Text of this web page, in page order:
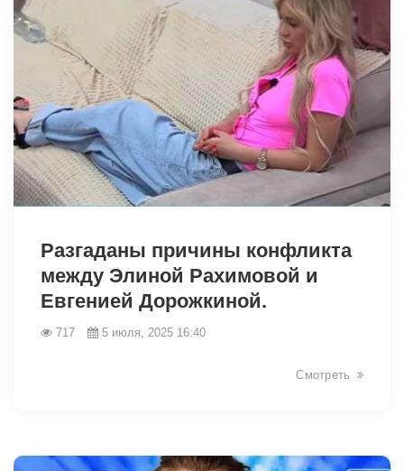
Разгаданы причины конфликта
между Элиной Рахимовой и
Евгенией Дорожкиной.
717 5 июля, 2025 16:40
Смотреть